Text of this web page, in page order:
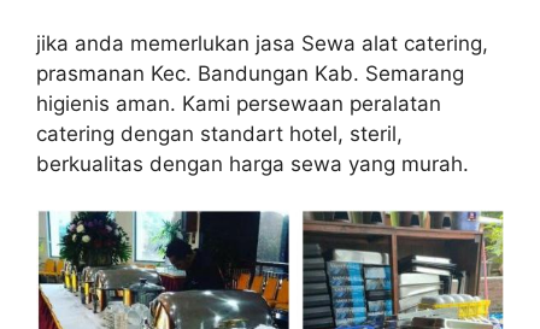
jika anda memerlukan jasa Sewa alat catering,
prasmanan Kec. Bandungan Kab. Semarang
higienis aman. Kami persewaan peralatan
catering dengan standart hotel, steril,
berkualitas dengan harga sewa yang murah.